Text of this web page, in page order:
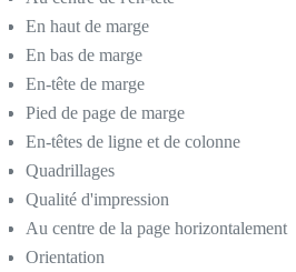
En haut de marge
En bas de marge
En-tête de marge
Pied de page de marge
En-têtes de ligne et de colonne
Quadrillages
Qualité d'impression
Au centre de la page horizontalement
Orientation